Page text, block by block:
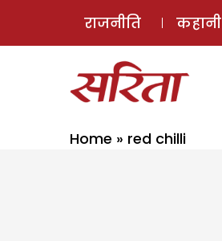
राजनीति कहानी
Home » red chilli